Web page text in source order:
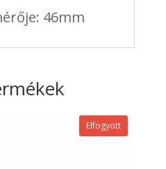
46mm
Elfogyott